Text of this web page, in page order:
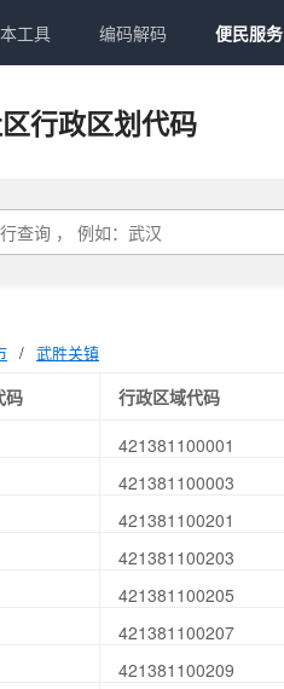
工具 编码解码 便民服务
行政区划代码
/ 武胜关镇
码 行政区域代码
421381100001
421381100003
421381100201
421381100203
421381100205
421381100207
421381100209